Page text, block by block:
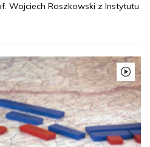
Wojciech Roszkowski z Instytutu